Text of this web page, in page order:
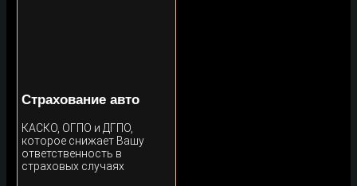
Страхование авто
КАСКО, ОГПО и ДГПО,
которое снижает Вашу
ответственность в
страховых случаях